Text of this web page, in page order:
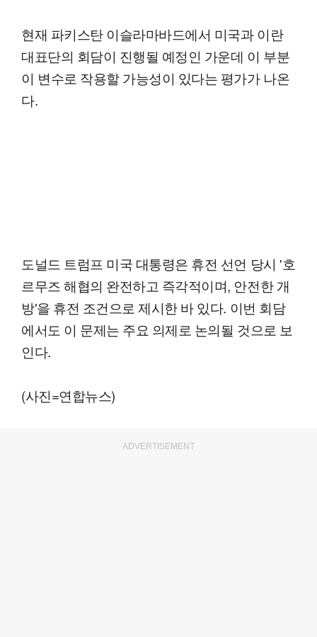
현재 파키스탄 이슬라마바드에서 미국과 이란
대표단의 회담이 진행될 예정인 가운데 이 부분
이 변수로 작용할 가능성이 있다는 평가가 나온
다.
도널드 트럼프 미국 대통령은 휴전 선언 당시 '호
르무즈 해협의 완전하고 즉각적이며, 안전한 개
방'을 휴전 조건으로 제시한 바 있다. 이번 회담
에서도 이 문제는 주요 의제로 논의될 것으로 보
인다.
(사진=연합뉴스)
ADVERTISEMENT